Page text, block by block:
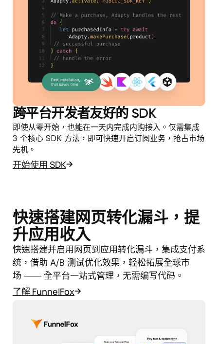
跨平台开发者友好的 SDK
即使从零开始，也能在一天内完成内购接入。仅需集成
3 个核心 SDK 方法，即可快速开启订阅业务，抢占市场
先机。
开始使用 SDK
快速搭建网页转化漏斗，提
升应用收入
快速搭建并启用网页到应用转化漏斗，集成支付系
统，借助 A/B 测试优化效果，轻松拓展全球市
场 —— 全平台一站式管理，无需编写代码。
了解 FunnelFox